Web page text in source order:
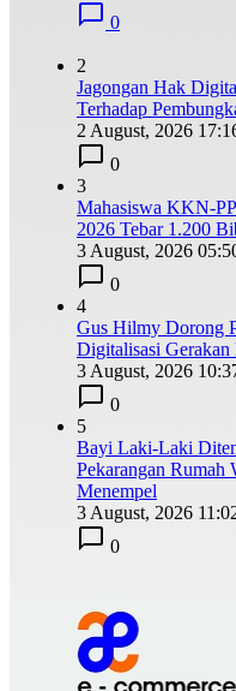
0
2
Jagongan Hak
Terhadap
2 August, 2026
0
3
Mahasiswa KKN-
2026 Tebar 1.200
3 August, 2026
0
4
Gus Hilmy Dorong
Digitalisasi
3 August, 2026
0
5
Bayi Laki-Laki
Pekarangan Rumah
Menempel
3 August, 2026
0